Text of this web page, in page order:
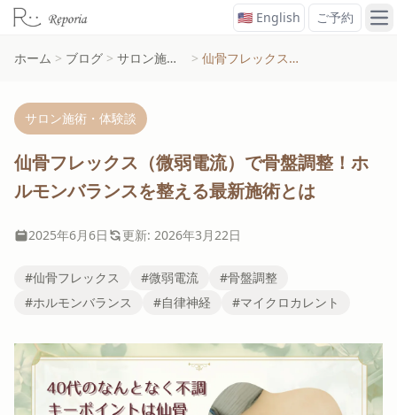
🇺🇸 English ご予約 メ
ホーム > ブログ > サロン施術・体験談 > 仙骨フレックス（微弱電流）で骨盤調整！ホルモンバランスを整える最新施術とは
サロン施術・体験談
仙骨フレックス（微弱電流）で骨盤調整！ホ
ルモンバランスを整える最新施術とは
2025年6月6日 更新: 2026年3月22日
#仙骨フレックス #微弱電流
#骨盤調整
#ホルモンバランス
#自律神経 #マイクロカレント